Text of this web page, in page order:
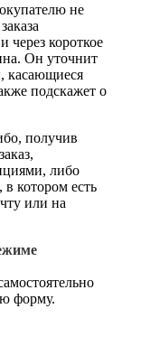
не
через короткое
Он уточнит
касающиеся
подскажет о
получив
либо
котором есть
или на
форму.